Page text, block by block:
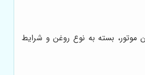
بسته به نوع روغن و شرایط